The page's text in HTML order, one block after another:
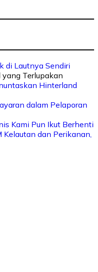
di Lautnya Sendiri
Hinterland
dalam Pelaporan
Kami Pun Ikut Berhenti
dan Perikanan,